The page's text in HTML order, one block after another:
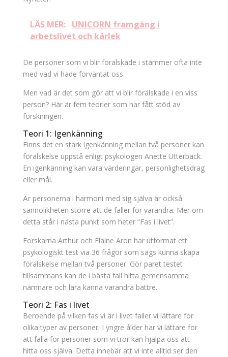
LÄS MER: UNICORN framgång i
arbetslivet och kärlek
De personer som vi blir förälskade i stämmer ofta inte
med vad vi hade förväntat oss.
Men vad är det som gör att vi blir förälskade i en viss
person? Här är fem teorier som har fått stöd av
forskningen.
Teori 1: Igenkänning
Finns det en stark igenkänning mellan två personer kan
förälskelse uppstå enligt psykologen Anette Utterbäck.
En igenkänning kan vara värderingar, personlighetsdrag
eller mål.
Är personerna i harmoni med sig själva är också
sannolikheten större att de faller för varandra. Mer om
detta står i nästa punkt som heter “Fas i livet”.
Forskarna Arthur och Elaine Aron har utformat ett
psykologiskt test via 36 frågor som sägs kunna skapa
förälskelse mellan två personer. Gör paret testet
tillsammans kan de i bästa fall hitta gemensamma
nämnare och lära känna varandra bättre.
Teori 2: Fas i livet
Beroende på vilken fas vi är i livet faller vi lättare för
olika typer av personer. I yngre ålder har vi lättare för
att falla för personer som vi tror kan hjälpa oss att
hitta oss själva. Detta innebär att vi inte alltid ser den